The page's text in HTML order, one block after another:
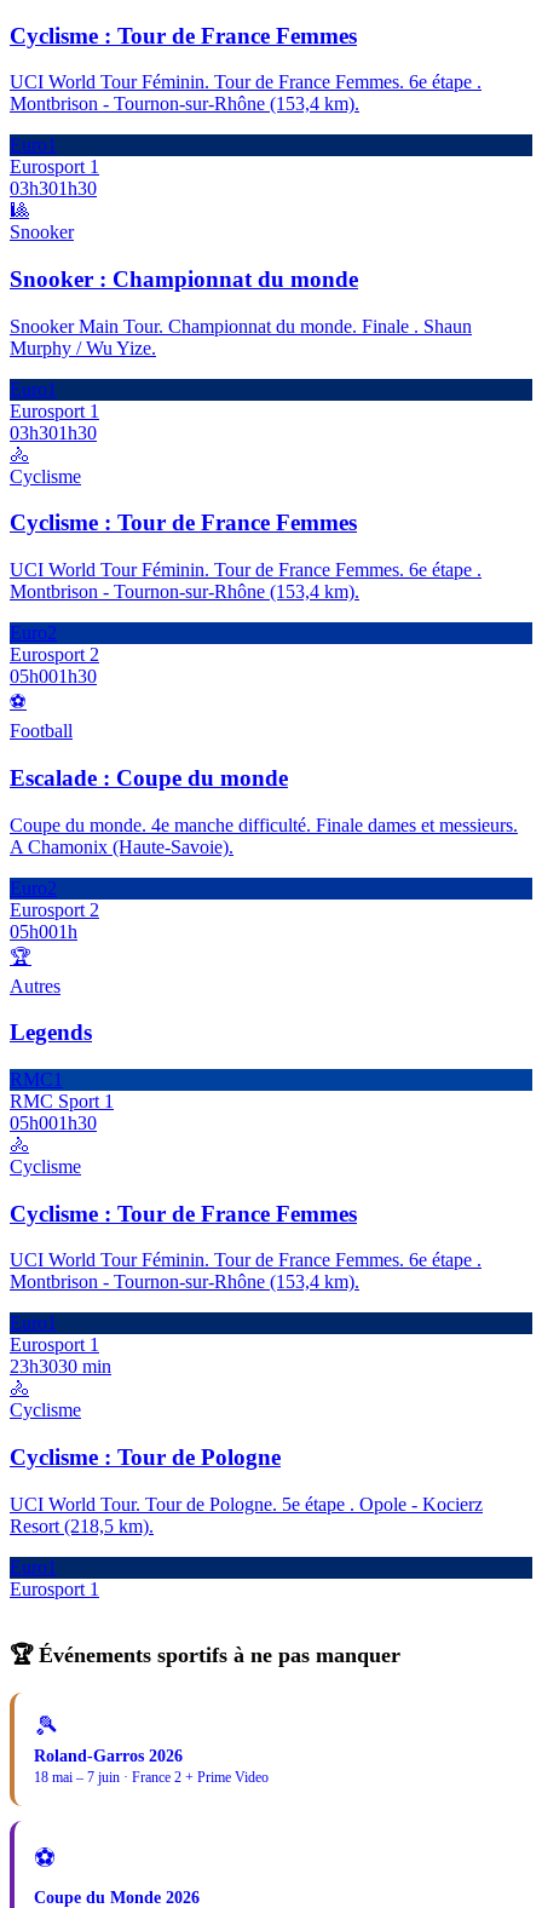
Cyclisme : Tour de France Femmes
UCI World Tour Féminin. Tour de France Femmes. 6e étape .
Montbrison - Tournon-sur-Rhône (153,4 km).
Euro1
Eurosport 1
03h301h30
🎱
Snooker
Snooker : Championnat du monde
Snooker Main Tour. Championnat du monde. Finale . Shaun
Murphy / Wu Yize.
Euro1
Eurosport 1
03h301h30
🚴
Cyclisme
Cyclisme : Tour de France Femmes
UCI World Tour Féminin. Tour de France Femmes. 6e étape .
Montbrison - Tournon-sur-Rhône (153,4 km).
Euro2
Eurosport 2
05h001h30
⚽
Football
Escalade : Coupe du monde
Coupe du monde. 4e manche difficulté. Finale dames et messieurs.
A Chamonix (Haute-Savoie).
Euro2
Eurosport 2
05h001h
🏆
Autres
Legends
RMC1
RMC Sport 1
05h001h30
🚴
Cyclisme
Cyclisme : Tour de France Femmes
UCI World Tour Féminin. Tour de France Femmes. 6e étape .
Montbrison - Tournon-sur-Rhône (153,4 km).
Euro1
Eurosport 1
23h3030 min
🚴
Cyclisme
Cyclisme : Tour de Pologne
UCI World Tour. Tour de Pologne. 5e étape . Opole - Kocierz
Resort (218,5 km).
Euro1
Eurosport 1
🏆 Événements sportifs à ne pas manquer
🎾
Roland-Garros 2026
18 mai – 7 juin · France 2 + Prime Video
⚽
Coupe du Monde 2026